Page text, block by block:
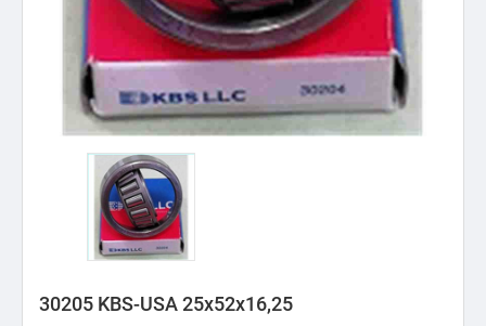
30205 KBS-USA 25x52x16,25